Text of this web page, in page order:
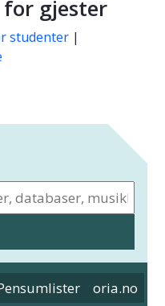
gjester
studenter |
oria.no